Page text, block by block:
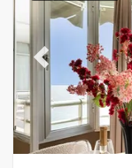
Previous